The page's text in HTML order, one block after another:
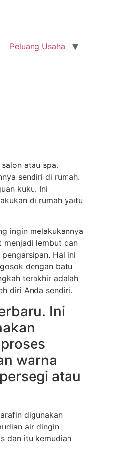
Peluang Usaha
atau spa.
sendiri di rumah.
kuku. Ini
di rumah yaitu
ingin melakukannya
menjadi lembut dan
Hal ini
dengan batu
terakhir adalah
diri Anda sendiri.
Ini
warna
atau
digunakan
air dingin
dan itu kemudian